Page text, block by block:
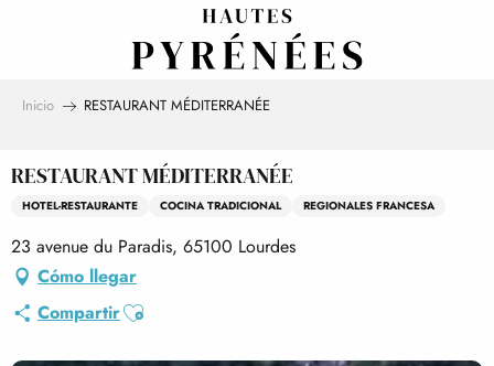
Inicio RESTAURANT MÉDITERRANÉE
RESTAURANT MÉDITERRANÉE
HOTEL-RESTAURANTE COCINA TRADICIONAL REGIONALES FRANCESA
23 avenue du Paradis, 65100 Lourdes
Cómo llegar
CompartirAjouter aux favoris